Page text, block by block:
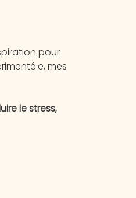
pour
mes
le stress,